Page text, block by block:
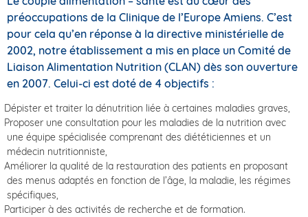
préoccupations de la Clinique de l’Europe Amiens. C’est
pour cela qu’en réponse à la directive ministérielle de
2002, notre établissement a mis en place un Comité de
Liaison Alimentation Nutrition (CLAN) dès son ouverture
en 2007. Celui-ci est doté de 4 objectifs :
Dépister et traiter la dénutrition liée à certaines maladies graves,
Proposer une consultation pour les maladies de la nutrition avec
une équipe spécialisée comprenant des diététiciennes et un
médecin nutritionniste,
Améliorer la qualité de la restauration des patients en proposant
des menus adaptés en fonction de l’âge, la maladie, les régimes
spécifiques,
Participer à des activités de recherche et de formation.